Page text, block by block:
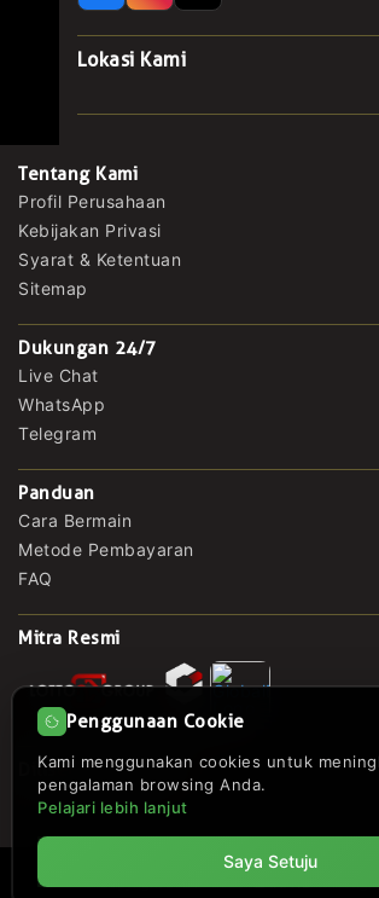
Lokasi Kami
Tentang Kami
Profil Perusahaan
Kebijakan Privasi
Syarat & Ketentuan
Sitemap
Dukungan 24/7
Live Chat
WhatsApp
Telegram
Panduan
Cara Bermain
Metode Pembayaran
FAQ
Mitra Resmi
Dilisensikan Oleh
© Copyright 2014 - 2026 ZARA4D . All
Penggunaan Cookie
Kami menggunakan cookies untuk
pengalaman browsing Anda.
Pelajari lebih lanjut
Saya Setuju